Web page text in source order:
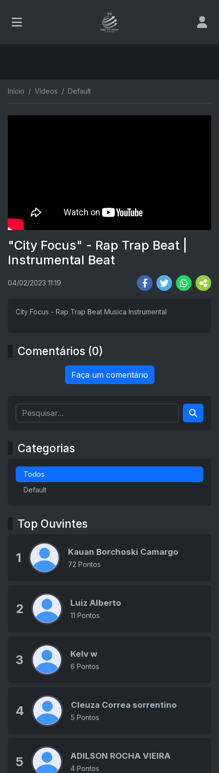
Início Vídeos Default
"City Focus" - Rap Trap Beat |
Instrumental Beat
04/02/2023 11:19
City Focus - Rap Trap Beat Musica Instrumental
Comentários (0)
Faça um comentário
Categorias
Todos
Default
Top Ouvintes
1 Kauan Borchoski Camargo
72 Pontos
2 Luiz Alberto
11 Pontos
3 Kelv w
6 Pontos
4 Cleuza Correa sorrentino
5 Pontos
5 ADILSON ROCHA VIEIRA
4 Pontos